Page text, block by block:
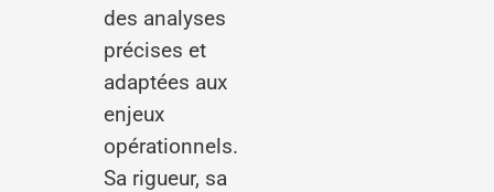
des analyses
précises et
adaptées aux
enjeux
opérationnels.
Sa rigueur, sa